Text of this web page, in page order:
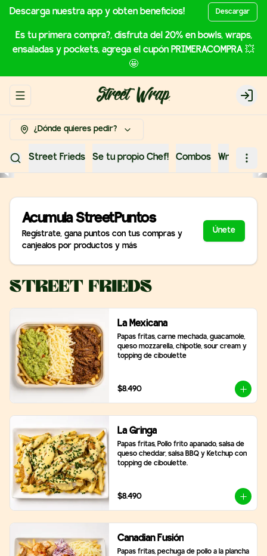
Descarga nuestra app y obten beneficios! Descargar
Es tu primera compra?, disfruta del 20% en bowls, wraps,
ensaladas y pockets, agrega el cupón PRIMERACOMPRA 💥
🤩
Abrir menu de navegación Login
¿Dónde quieres pedir?
Street Frieds Se tu propio Chef! Combos Wraps
AcumulaStreetPuntos
Regístrate, gana puntos con tus compras y
canjealos por productos y más
Únete
Street Frieds
La Mexicana
Papas fritas, carne mechada, guacamole,
queso mozzarella, chipotle, sour cream y
topping de ciboulette
$8.490
La Gringa
Papas fritas, Pollo frito apanado, salsa de
queso cheddar, salsa BBQ y Ketchup con
topping de ciboulette.
$8.490
Canadian Fusión
Papas fritas, pechuga de pollo a la plancha